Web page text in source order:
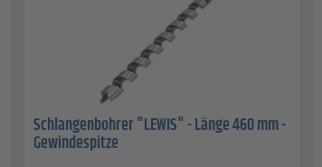
Schlangenbohrer "LEWIS" - Länge 460 mm -
Gewindespitze